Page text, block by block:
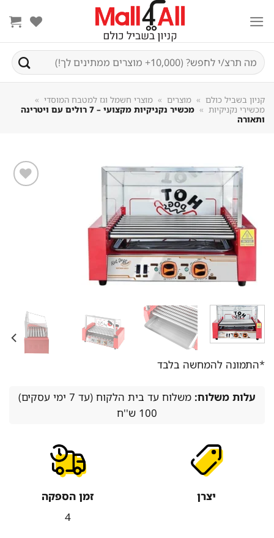
חיפוש
עבור:
קניון בשביל כולם » מוצרים » מוצרי חשמל וגז למטבח המוסדי »
מכשירי נקניקיות »
מכשיר נקניקיות מקצועי – 7 רולים עם ויטרינה
ותאורה
*התמונה להמחשה בלבד
עלות משלוח:
משלוח עד בית הלקוח (עד 7 ימי עסקים)
100 ש''ח
יצרן
זמן הספקה